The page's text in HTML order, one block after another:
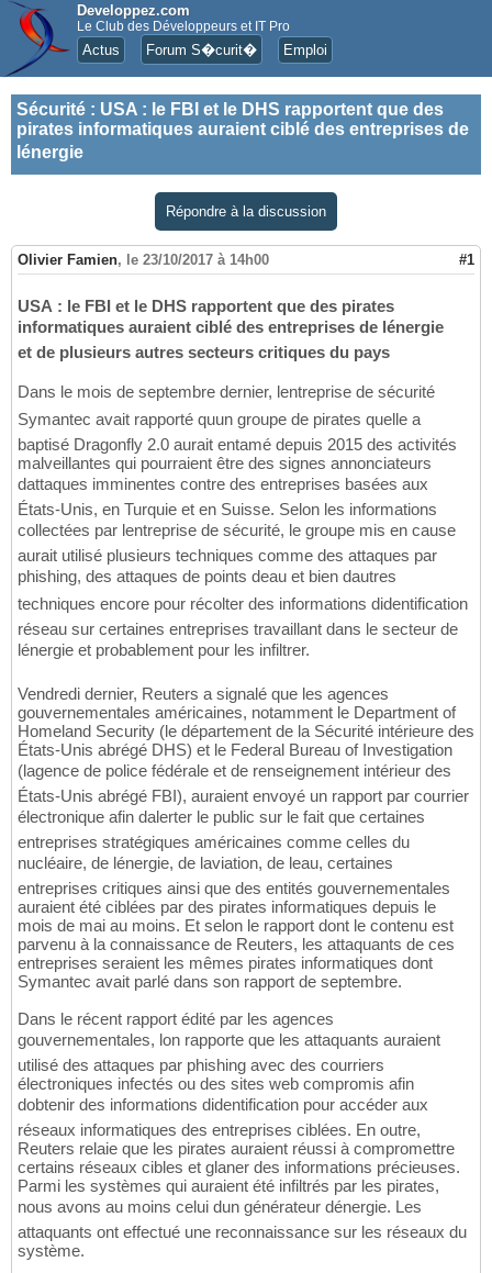
Developpez.com
Le Club des Développeurs et IT Pro
Actus Forum S�curit� Emploi
Sécurité : USA : le FBI et le DHS rapportent que des
pirates informatiques auraient ciblé des entreprises de
lénergie
Répondre à la discussion
Olivier Famien, le 23/10/2017 à 14h00 #1
USA : le FBI et le DHS rapportent que des pirates
informatiques auraient ciblé des entreprises de lénergie
et de plusieurs autres secteurs critiques du pays
Dans le mois de septembre dernier, lentreprise de sécurité
Symantec avait rapporté quun groupe de pirates quelle a
baptisé Dragonfly 2.0 aurait entamé depuis 2015 des activités
malveillantes qui pourraient être des signes annonciateurs
dattaques imminentes contre des entreprises basées aux
États-Unis, en Turquie et en Suisse. Selon les informations
collectées par lentreprise de sécurité, le groupe mis en cause
aurait utilisé plusieurs techniques comme des attaques par
phishing, des attaques de points deau et bien dautres
techniques encore pour récolter des informations didentification
réseau sur certaines entreprises travaillant dans le secteur de
lénergie et probablement pour les infiltrer.
Vendredi dernier, Reuters a signalé que les agences
gouvernementales américaines, notamment le Department of
Homeland Security (le département de la Sécurité intérieure des
États-Unis abrégé DHS) et le Federal Bureau of Investigation
(lagence de police fédérale et de renseignement intérieur des
États-Unis abrégé FBI), auraient envoyé un rapport par courrier
électronique afin dalerter le public sur le fait que certaines
entreprises stratégiques américaines comme celles du
nucléaire, de lénergie, de laviation, de leau, certaines
entreprises critiques ainsi que des entités gouvernementales
auraient été ciblées par des pirates informatiques depuis le
mois de mai au moins. Et selon le rapport dont le contenu est
parvenu à la connaissance de Reuters, les attaquants de ces
entreprises seraient les mêmes pirates informatiques dont
Symantec avait parlé dans son rapport de septembre.
Dans le récent rapport édité par les agences
gouvernementales, lon rapporte que les attaquants auraient
utilisé des attaques par phishing avec des courriers
électroniques infectés ou des sites web compromis afin
dobtenir des informations didentification pour accéder aux
réseaux informatiques des entreprises ciblées. En outre,
Reuters relaie que les pirates auraient réussi à compromettre
certains réseaux cibles et glaner des informations précieuses.
Parmi les systèmes qui auraient été infiltrés par les pirates,
nous avons au moins celui dun générateur dénergie. Les
attaquants ont effectué une reconnaissance sur les réseaux du
système.